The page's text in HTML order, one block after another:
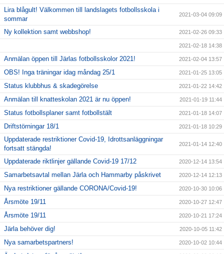
Lira blågult! Välkommen till landslagets fotbollsskola i
sommar
2021-03-04 09:09
Ny kollektion samt webbshop! 2021-02-26 09:33
2021-02-18 14:38
Anmälan öppen till Järlas fotbollsskolor 2021! 2021-02-04 13:57
OBS! Inga träningar idag måndag 25/1 2021-01-25 13:05
Status klubbhus & skadegörelse 2021-01-22 14:42
Anmälan till knatteskolan 2021 är nu öppen! 2021-01-19 11:44
Status fotbollsplaner samt fotbollstält 2021-01-18 14:07
Driftstörningar 18/1 2021-01-18 10:29
Uppdaterade restriktioner Covid-19, Idrottsanläggningar
fortsatt stängda!
2021-01-14 12:40
Uppdaterade riktlinjer gällande Covid-19 17/12 2020-12-14 13:54
Samarbetsavtal mellan Järla och Hammarby påskrivet 2020-12-14 12:13
Nya restriktioner gällande CORONA/Covid-19! 2020-10-30 10:06
Årsmöte 19/11 2020-10-27 12:47
Årsmöte 19/11 2020-10-21 17:24
Järla behöver dig! 2020-10-05 11:42
Nya samarbetspartners! 2020-10-02 10:44